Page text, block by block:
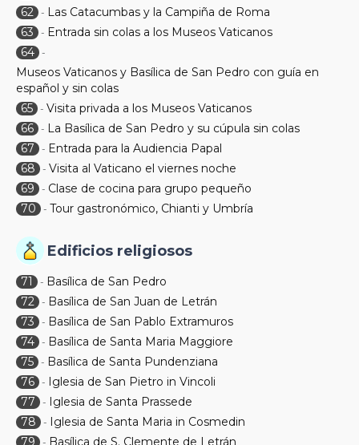
62 - Las Catacumbas y la Campiña de Roma
63
- Entrada sin colas a los Museos Vaticanos
64 -
Museos Vaticanos y Basílica de San Pedro con guía en
español y sin colas
65 - Visita privada a los Museos Vaticanos
66 - La Basílica de San Pedro y su cúpula sin colas
67
- Entrada para la Audiencia Papal
68
- Visita al Vaticano el viernes noche
69
- Clase de cocina para grupo pequeño
70
- Tour gastronómico, Chianti y Umbría
Edificios religiosos
71 - Basílica de San Pedro
72 - Basílica de San Juan de Letrán
73
- Basílica de San Pablo Extramuros
74 - Basílica de Santa Maria Maggiore
75 - Basílica de Santa Pundenziana
76 - Iglesia de San Pietro in Vincoli
77
- Iglesia de Santa Prassede
78
- Iglesia de Santa Maria in Cosmedin
79
- Basílica de S. Clemente de Letrán